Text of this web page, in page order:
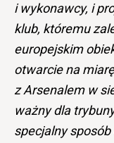
i wykonawcy, i
klub, któremu
europejskim
otwarcie na
z Arsenalem w
ważny dla
specjalny